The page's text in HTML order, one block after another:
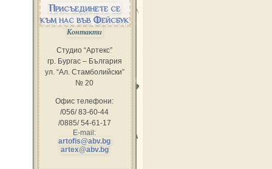
Присъединете се
към нас във Фейсбук
Контакти
Студио “Артекс”
гр. Бургас – България
ул. “Ал. Стамболийски”
№ 20
Офис телефони:
/056/ 83-60-44
/0885/ 54-61-17
E-mail:
artofis@abv.bg
artex@abv.bg